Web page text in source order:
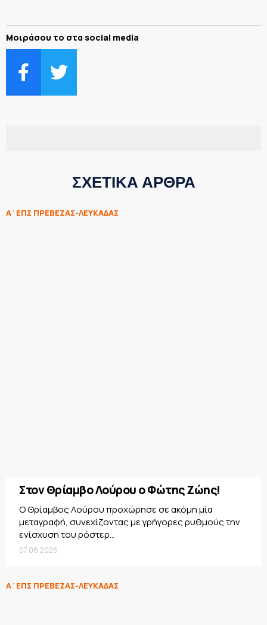
Μοιράσου το στα social media
ΣΧΕΤΙΚΑ ΑΡΘΡΑ
Α΄ΕΠΣ ΠΡΕΒΕΖΑΣ-ΛΕΥΚΑΔΑΣ
Στον Θρίαμβο Λούρου ο Φώτης Ζώης!
Ο Θρίαμβος Λούρου προχώρησε σε ακόμη μία
μεταγραφή, συνεχίζοντας με γρήγορες ρυθμούς την
ενίσχυση του ρόστερ...
07.08.2026
Α΄ΕΠΣ ΠΡΕΒΕΖΑΣ-ΛΕΥΚΑΔΑΣ